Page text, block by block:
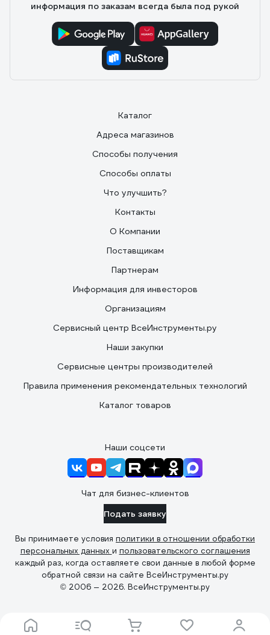
информация по заказам всегда была под рукой
Каталог
Адреса магазинов
Способы получения
Способы оплаты
Что улучшить?
Контакты
О Компании
Поставщикам
Партнерам
Информация для инвесторов
Организациям
Сервисный центр ВсеИнструменты.ру
Наши закупки
Сервисные центры производителей
Правила применения рекомендательных технологий
Каталог товаров
Наши соцсети
Чат для бизнес-клиентов
Подать заявку
Вы принимаете условия политики в отношении обработки
персональных данных и пользовательского соглашения
каждый раз, когда оставляете свои данные в любой форме
обратной связи на сайте ВсеИнструменты.ру
© 2006 — 2026. ВсеИнструменты.ру